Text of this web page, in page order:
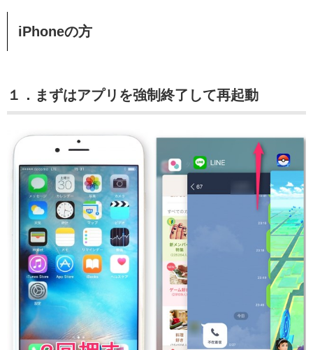
iPhoneの方
１．まずはアプリを強制終了して再起動